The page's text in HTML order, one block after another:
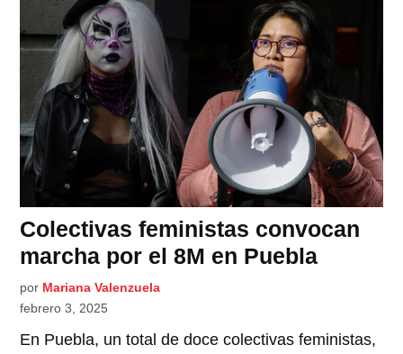
Colectivas feministas convocan
marcha por el 8M en Puebla
por Mariana Valenzuela
febrero 3, 2025
En Puebla, un total de doce colectivas feministas,